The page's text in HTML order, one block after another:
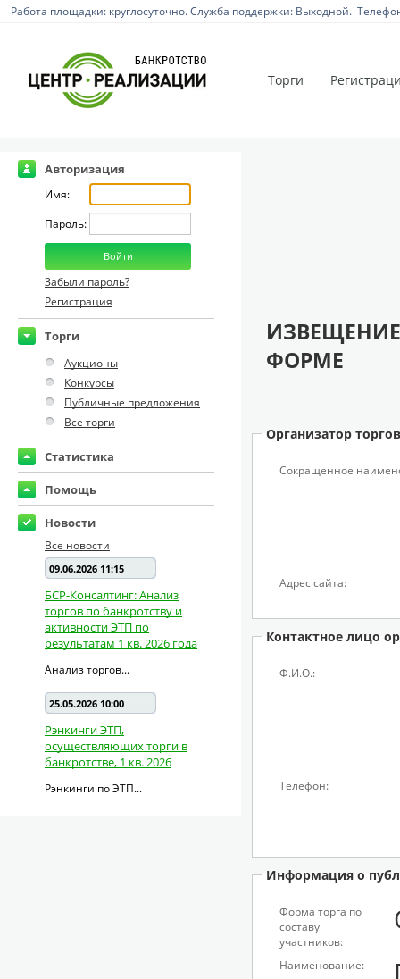
Работа площадки: круглосуточно. Служба поддержки: Выходной.
Торги
Авторизация
Имя:
Пароль:
Забыли пароль?
Регистрация
Торги
Аукционы
Конкурсы
Публичные предложения
Все торги
Статистика
Помощь
Новости
Все новости
09.06.2026 11:15
БСР-Консалтинг: Анализ
торгов по банкротству и
активности ЭТП по
результатам 1 кв. 2026 года
Анализ торгов...
25.05.2026 10:00
Рэнкинги ЭТП,
осуществляющих торги в
банкротстве, 1 кв. 2026
Рэнкинги по ЭТП...
ФОРМЕ
Организатор торгов
Сокращенное
Адрес сайта:
Контактное лицо
Ф.И.О.:
Телефон:
Информация о
Форма торга по
составу
участников:
Наименование: